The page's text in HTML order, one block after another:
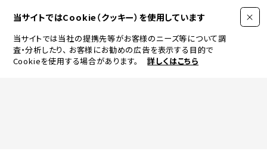
当サイトではCookie（クッキー）を使用しています
当サイトでは当社の提携先等がお客様のニーズ等について調
査・分析したり、 お客様にお勧めの広告を表示する目的で
Cookieを使用する場合があります。
詳しくはこちら